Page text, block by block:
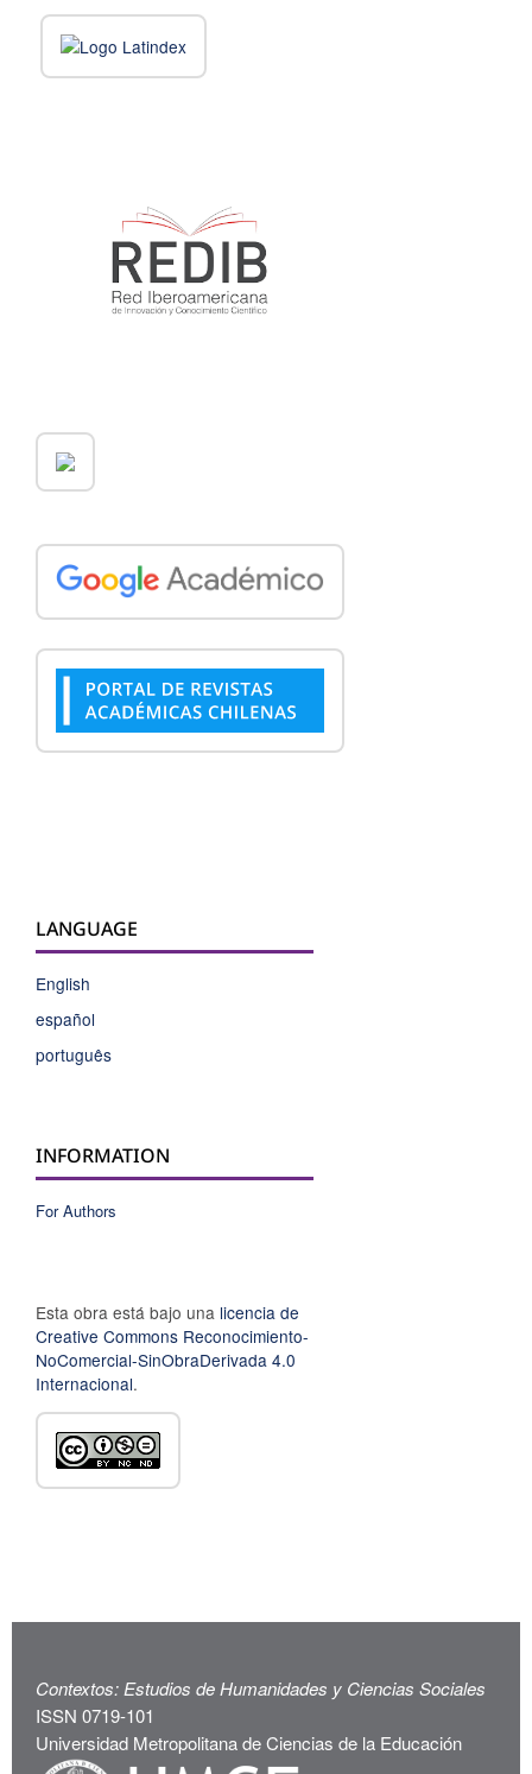
LANGUAGE
English
español
português
INFORMATION
For Authors
Esta obra está bajo una licencia de
Creative Commons Reconocimiento-
NoComercial-SinObraDerivada 4.0
Internacional.
Contextos: Estudios de Humanidades y Ciencias Sociales
ISSN 0719-101
Universidad Metropolitana de Ciencias de la Educación